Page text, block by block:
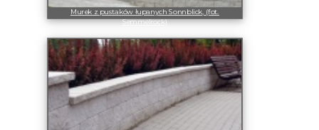
Murek z pustaków łupanych Sonnblick, (fot.
Semmelrock)